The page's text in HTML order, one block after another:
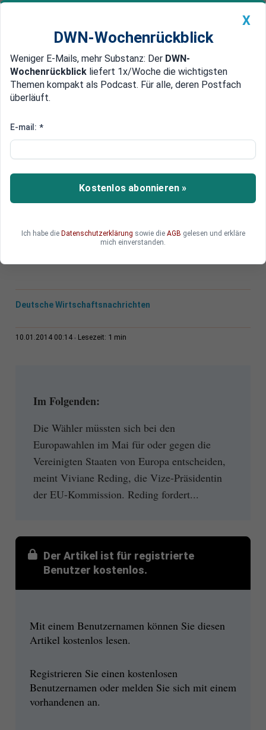
Newsticker MEIN DWN: Geldanlage Premium
Edelmetalle DWN-Magazin China
Vereinigte Staaten von Europa
Barroso: „Nur Brüssel kann die
Barbarei in der Welt verringern“
EU-Kommissarin Reding drängt auf eine schnelle
sagt, dass keine politische Konstruktion die
Deutsche Wirtschaftsnachrichten
10.01.2014 00:14 Lesezeit: 1 min
Im Folgenden:
Die Wähler müssten sich bei den
Europawahlen im Mai für oder gegen die
Vereinigten Staaten von Europa entscheiden,
meint Viviane Reding, die Vize-Präsidentin
der EU-Kommission. Reding fordert...
Der Artikel ist für registrierte
Benutzer kostenlos.
Mit einem Benutzernamen können Sie diesen
Artikel kostenlos lesen.
Registrieren Sie einen kostenlosen
Benutzernamen oder melden Sie sich mit einem
vorhandenen an.
X
DWN-Wochenrückblick
Weniger E-Mails, mehr Substanz: Der DWN-
Wochenrückblick liefert 1x/Woche die wichtigsten
Themen kompakt als Podcast. Für alle, deren Postfach
überläuft.
E-mail: *
Kostenlos abonnieren »
Ich habe die Datenschutzerklärung sowie die AGB gelesen und erkläre
mich einverstanden.